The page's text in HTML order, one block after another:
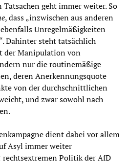
geht immer weiter. So
, dass „inzwischen aus anderen
Unregelmäßigkeiten
Dahinter steht tatsächlich
der Manipulation von
nur die routinemäßige
deren Anerkennungsquote
von der durchschnittlichen
und zwar sowohl nach
dient dabei vor allem
Asyl immer weiter
Politik der AfD